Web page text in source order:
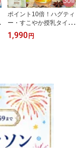
ポイント10倍！ハグティ
ー・すこやか授乳タイム
1.6g x 30p（ 48g ティー
バッグ ） ほんぢ園 ＜ ノ
料 不使用 p10 ＞ 送料無
料 ／セ／ ● NEW 100c
1,990 円